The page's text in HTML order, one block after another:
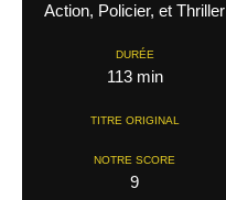
Action, Policier, et Thriller
DURÉE
113 min
TITRE ORIGINAL
NOTRE SCORE
9